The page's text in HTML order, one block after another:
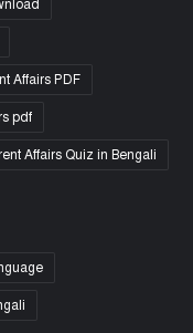
Affairs PDF
pdf
Affairs Quiz in Bengali